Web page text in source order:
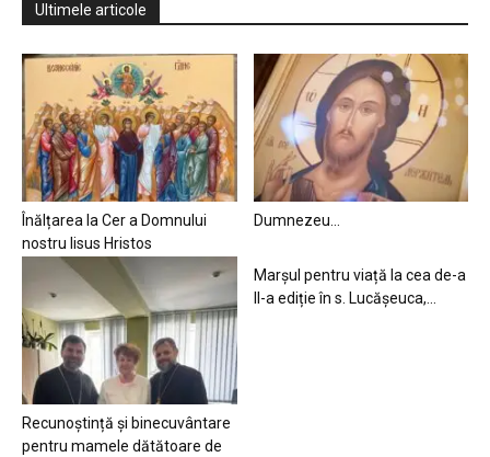
Ultimele articole
Înălțarea la Cer a Domnului
nostru Iisus Hristos
Dumnezeu…
Recunoștință și binecuvântare
pentru mamele dătătoare de
Marșul pentru viață la cea de-a
II-a ediție în s. Lucășeuca,...